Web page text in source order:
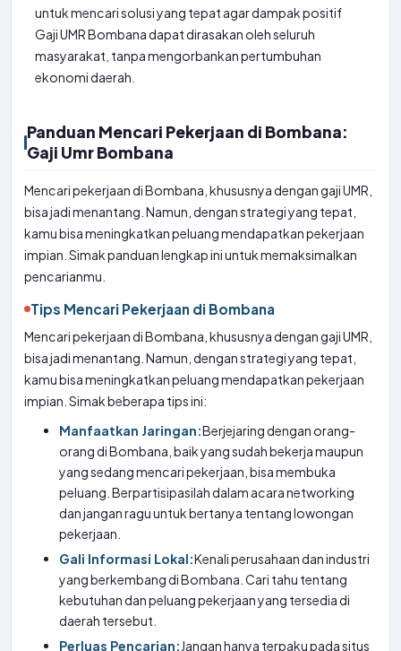
untuk mencari solusi yang tepat agar dampak positif
Gaji UMR Bombana dapat dirasakan oleh seluruh
masyarakat, tanpa mengorbankan pertumbuhan
ekonomi daerah.
Panduan Mencari Pekerjaan di Bombana:
Gaji Umr Bombana
Mencari pekerjaan di Bombana, khususnya dengan gaji UMR,
bisa jadi menantang. Namun, dengan strategi yang tepat,
kamu bisa meningkatkan peluang mendapatkan pekerjaan
impian. Simak panduan lengkap ini untuk memaksimalkan
pencarianmu.
Tips Mencari Pekerjaan di Bombana
Mencari pekerjaan di Bombana, khususnya dengan gaji UMR,
bisa jadi menantang. Namun, dengan strategi yang tepat,
kamu bisa meningkatkan peluang mendapatkan pekerjaan
impian. Simak beberapa tips ini:
Manfaatkan Jaringan:Berjejaring dengan orang-
orang di Bombana, baik yang sudah bekerja maupun
yang sedang mencari pekerjaan, bisa membuka
peluang. Berpartisipasilah dalam acara networking
dan jangan ragu untuk bertanya tentang lowongan
pekerjaan.
Gali Informasi Lokal:Kenali perusahaan dan industri
yang berkembang di Bombana. Cari tahu tentang
kebutuhan dan peluang pekerjaan yang tersedia di
daerah tersebut.
Perluas Pencarian:Jangan hanya terpaku pada situs